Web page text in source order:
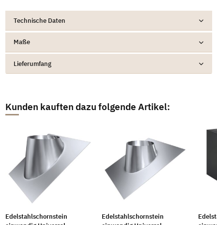
Technische Daten
Maße
Lieferumfang
Kunden kauften dazu folgende Artikel:
Edelstahlschornstein
Edelstahlschornstein